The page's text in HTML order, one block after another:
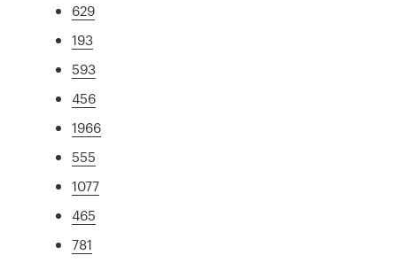
629
193
593
456
1966
555
1077
465
781